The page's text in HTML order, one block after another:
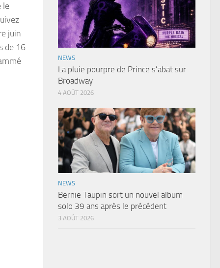
le
juin
de 16
NEWS
La pluie pourpre de Prince s’abat sur
Broadway
4 AOÛT 2026
NEWS
Bernie Taupin sort un nouvel album
solo 39 ans après le précédent
3 AOÛT 2026